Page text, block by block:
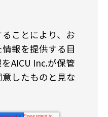
ことにより、お
報を提供する目
AICU Inc.が保管
したものと見な